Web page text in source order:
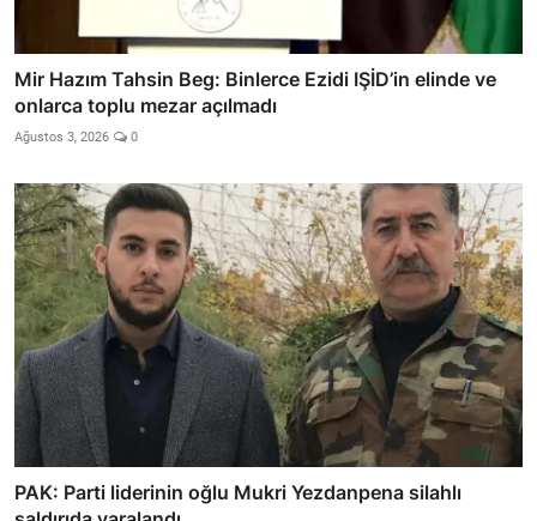
Mir Hazım Tahsin Beg: Binlerce Ezidi IŞİD’in elinde ve
onlarca toplu mezar açılmadı
Ağustos 3, 2026 0
PAK: Parti liderinin oğlu Mukri Yezdanpena silahlı